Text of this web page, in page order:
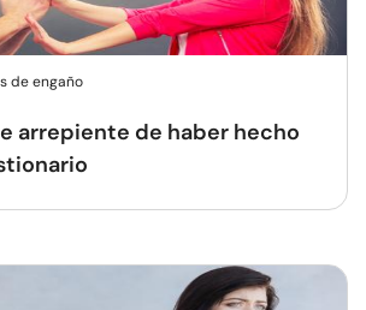
de engaño
arrepiente de haber hecho